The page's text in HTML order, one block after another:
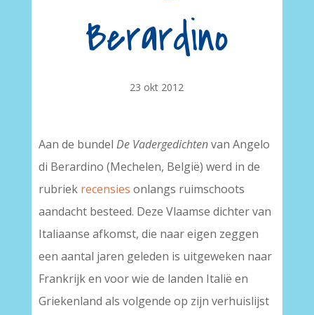
Berardino
23 okt 2012
Aan de bundel De Vadergedichtenvan Angelo
di Berardino (Mechelen, België) werd in de
rubriek recensies onlangs ruimschoots
aandacht besteed. Deze Vlaamse dichter van
Italiaanse afkomst, die naar eigen zeggen
een aantal jaren geleden is uitgeweken naar
Frankrijk en voor wie de landen Italië en
Griekenland als volgende op zijn verhuislijst